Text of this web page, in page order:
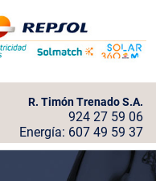
R. Timón Trenado S.A.
924 27 59 06
Energía: 607 49 59 37